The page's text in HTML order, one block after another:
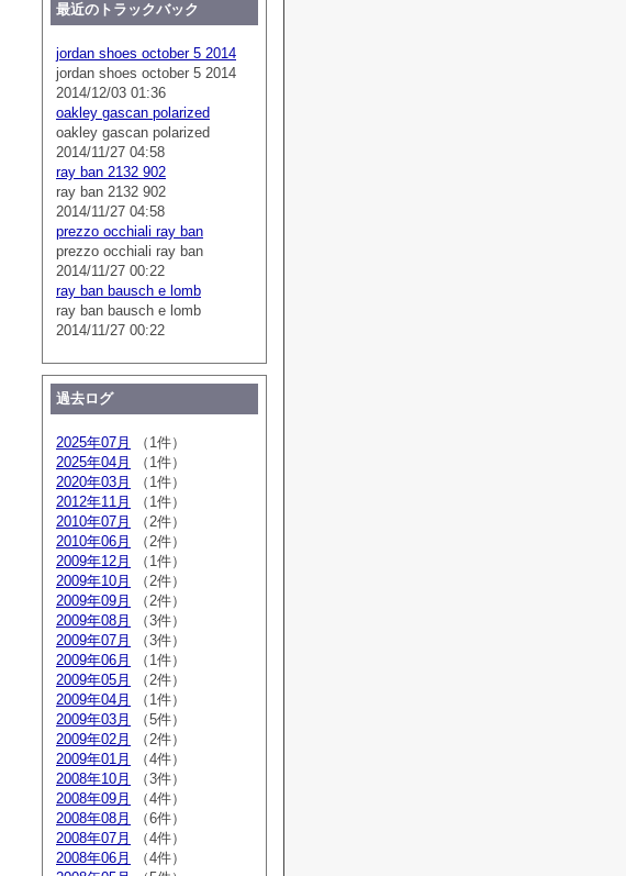
最近のトラックバック
jordan shoes october 5 2014
jordan shoes october 5 2014
2014/12/03 01:36
oakley gascan polarized
oakley gascan polarized
2014/11/27 04:58
ray ban 2132 902
ray ban 2132 902
2014/11/27 04:58
prezzo occhiali ray ban
prezzo occhiali ray ban
2014/11/27 00:22
ray ban bausch e lomb
ray ban bausch e lomb
2014/11/27 00:22
過去ログ
2025年07月
（1件）
2025年04月
（1件）
2020年03月
（1件）
2012年11月
（1件）
2010年07月
（2件）
2010年06月
（2件）
2009年12月
（1件）
2009年10月
（2件）
2009年09月
（2件）
2009年08月
（3件）
2009年07月
（3件）
2009年06月
（1件）
2009年05月
（2件）
2009年04月
（1件）
2009年03月
（5件）
2009年02月
（2件）
2009年01月
（4件）
2008年10月
（3件）
2008年09月
（4件）
2008年08月
（6件）
2008年07月
（4件）
2008年06月
（4件）